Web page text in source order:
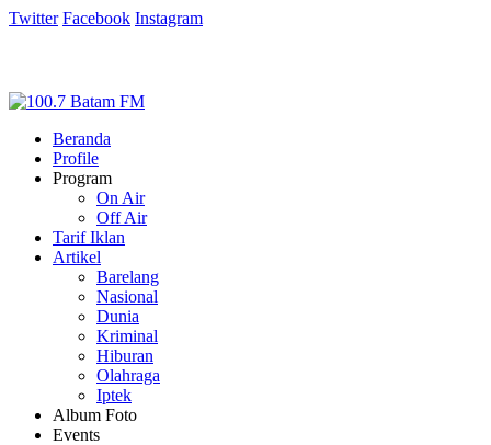
Twitter Facebook Instagram
Beranda
Profile
Program
On Air
Off Air
Tarif Iklan
Artikel
Barelang
Nasional
Dunia
Kriminal
Hiburan
Olahraga
Iptek
Album Foto
Events